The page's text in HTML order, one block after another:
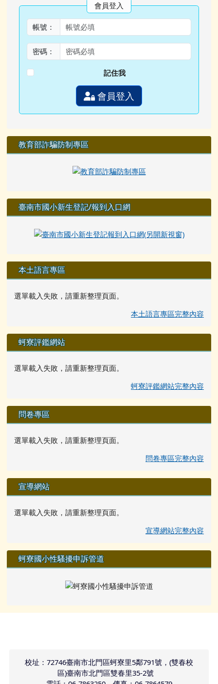
會員登入
帳號：
密碼：
記住我
會員登入
教育部詐騙防制專區
臺南市國小新生登記/報到入口網
本土語言專區
選單載入失敗，請重新整理頁面。
本土語言專區完整內容
蚵寮評鑑網站
選單載入失敗，請重新整理頁面。
蚵寮評鑑網站完整內容
問卷專區
選單載入失敗，請重新整理頁面。
問卷專區完整內容
宣導網站
選單載入失敗，請重新整理頁面。
宣導網站完整內容
蚵寮國小性騷擾申訴管道
校址：72746臺南市北門區蚵寮里5鄰791號，(雙春校
區)臺南市北門區雙春里35-2號